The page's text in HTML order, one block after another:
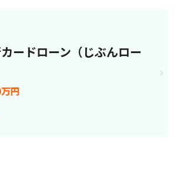
ードローン（じぶんロー
円